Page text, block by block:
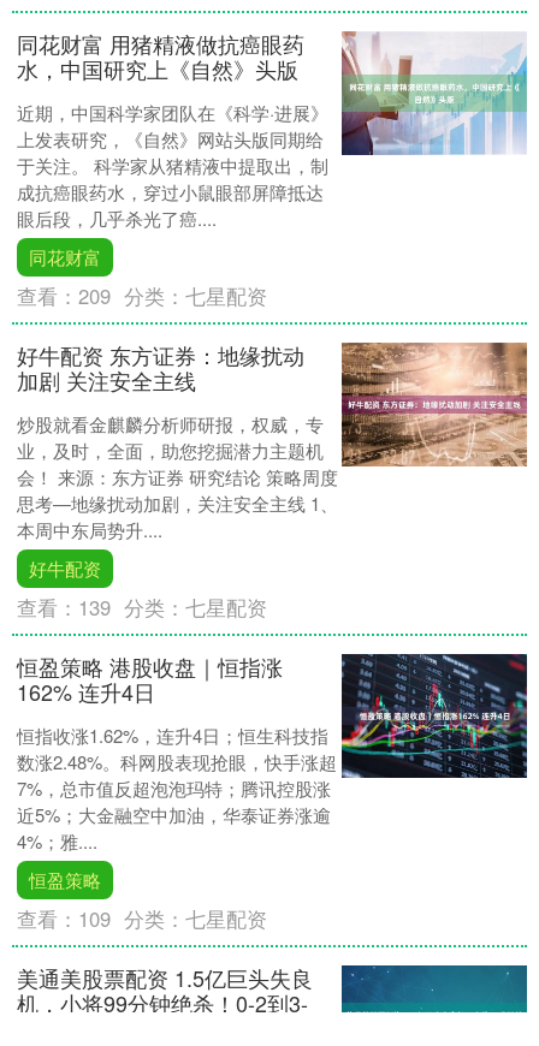
同花财富 用猪精液做抗癌眼药
水，中国研究上《自然》头版
近期，中国科学家团队在《科学·进展》
上发表研究，《自然》网站头版同期给
于关注。 科学家从猪精液中提取出，制
成抗癌眼药水，穿过小鼠眼部屏障抵达
眼后段，几乎杀光了癌....
同花财富
查看：209 分类：七星配资
好牛配资 东方证券：地缘扰动
加剧 关注安全主线
炒股就看金麒麟分析师研报，权威，专
业，及时，全面，助您挖掘潜力主题机
会！ 来源：东方证券 研究结论 策略周度
思考—地缘扰动加剧，关注安全主线 1、
本周中东局势升....
好牛配资
查看： 139 分类：七星配资
恒盈策略 港股收盘｜恒指涨
162% 连升4日
恒指收涨1.62%，连升4日；恒生科技指
数涨2.48%。科网股表现抢眼，快手涨超
7%，总市值反超泡泡玛特；腾讯控股涨
近5%；大金融空中加油，华泰证券涨逾
4%；雅....
恒盈策略
查看： 109 分类：七星配资
美通美股票配资 1.5亿巨头失良
机，小将99分钟绝杀！0-2到3-